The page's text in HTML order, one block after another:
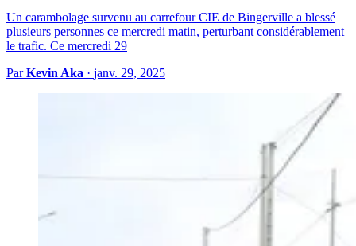
Un carambolage survenu au carrefour CIE de Bingerville a blessé
plusieurs personnes ce mercredi matin, perturbant considérablement
le trafic. Ce mercredi 29
ParKevin Aka · janv. 29, 2025